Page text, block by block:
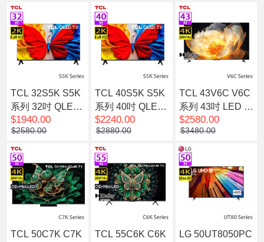
能電視
TCL 32S5K S5K
系列 32吋 QLED
FHD 智能電視
$1940.00
$2580.00
TCL 40S5K S5K
系列 40吋 QLED
FHD 智能電視
$2240.00
$2880.00
TCL 43V6C V6C
系列 43吋 LED 4
K HDR 智能電視
$2580.00
$3480.00
TCL 50C7K C7K
TCL 55C6K C6K
LG 50UT8050PC